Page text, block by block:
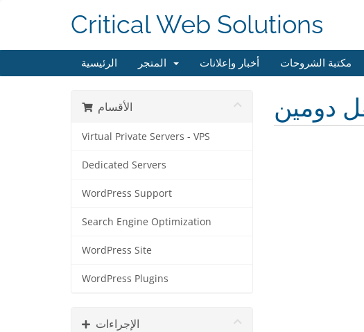
Critical Web Solutions
الرئيسية أخبار وإعلانات مكتبة الشروحات
الأقسام
Virtual Private Servers - VPS
Dedicated Servers
WordPress Support
Search Engine Optimization
WordPress Site
WordPress Plugins
الإجراءات
دومين